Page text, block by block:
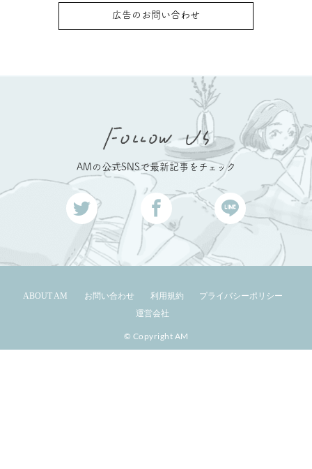
広告のお問い合わせ
AMの公式SNSで最新記事をチェック
ABOUT AM お問い合わせ 利用規約
プライバシーポリシー
運営会社
© Copyright AM